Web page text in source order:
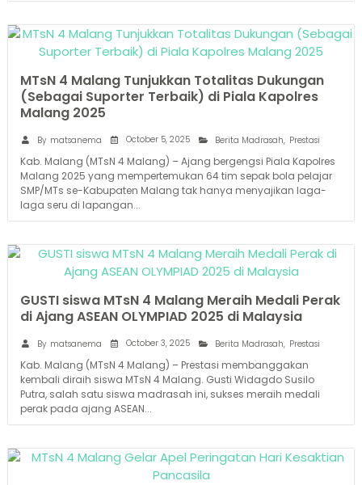
MTsN 4 Malang Tunjukkan Totalitas Dukungan
(Sebagai Suporter Terbaik) di Piala Kapolres
Malang 2025
By matsanema October 5, 2025 Berita Madrasah, Prestasi
Kab. Malang (MTsN 4 Malang) – Ajang bergengsi Piala Kapolres
Malang 2025 yang mempertemukan 64 tim sepak bola pelajar
SMP/MTs se-Kabupaten Malang tak hanya menyajikan laga-
laga seru di lapangan...
GUSTI siswa MTsN 4 Malang Meraih Medali Perak
di Ajang ASEAN OLYMPIAD 2025 di Malaysia
By matsanema October 3, 2025 Berita Madrasah, Prestasi
Kab. Malang (MTsN 4 Malang) – Prestasi membanggakan
kembali diraih siswa MTsN 4 Malang. Gusti Widagdo Susilo
Putra, salah satu siswa madrasah ini, sukses meraih medali
perak pada ajang ASEAN...